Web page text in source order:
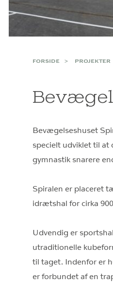
FORSIDE PROJEKTER
Bevægelseshuset
specielt udviklet til
gymnastik snarere
Spiralen er placeret
idrætshal for cirka
Udvendig er
utraditionelle
til taget. Indenfor er
er forbundet af en